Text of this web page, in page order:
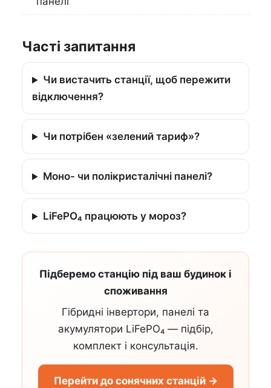
Часті запитання
Чи вистачить станції, щоб пережити
відключення?
Чи потрібен «зелений тариф»?
Моно- чи полікристалічні панелі?
LiFePO₄ працюють у мороз?
Підберемо станцію під ваш будинок і
споживання
Гібридні інвертори, панелі та
акумулятори LiFePO₄ — підбір,
комплект і консультація.
Перейти до сонячних станцій →